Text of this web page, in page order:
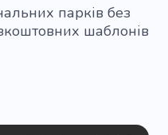
парків без
шаблонів